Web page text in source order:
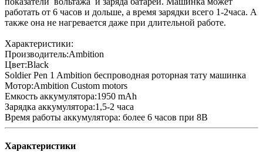
работать от 6 часов и дольше, а время зарядки всего 1-2часа. А
также она не нагревается даже при длительной работе.
Характеристики:
Производитель:Ambition
Цвет:Black
Soldier Pen 1 Ambition беспроводная роторная тату машинка
Мотор:Ambition Custom motors
Емкость аккумулятора:1950 mAh
Зарядка аккумулятора:1,5-2 часа
Время работы аккумулятора: более 6 часов при 8В
Характеристики